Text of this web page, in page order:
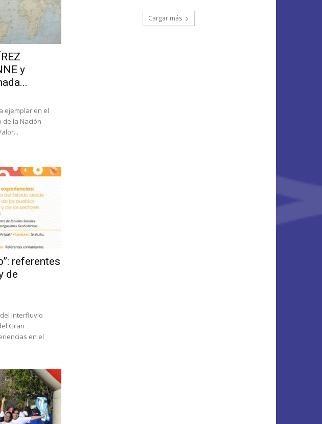
y
ejemplar en el
de la Nación
referentes
de
Interfluvio
Gran
en el
Cargar más